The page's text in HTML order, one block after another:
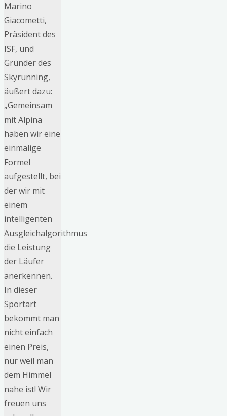
Marino
Giacometti,
Präsident des
ISF, und
Gründer des
Skyrunning,
äußert dazu:
„Gemeinsam
mit Alpina
haben wir eine
einmalige
Formel
aufgestellt, bei
der wir mit
einem
intelligenten
Ausgleichalgorithmus
die Leistung
der Läufer
anerkennen.
In dieser
Sportart
bekommt man
nicht einfach
einen Preis,
nur weil man
dem Himmel
nahe ist! Wir
freuen uns